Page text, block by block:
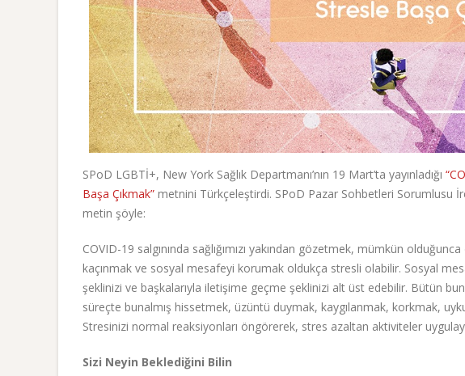
SPoD LGBTİ+, New York Sağlık Departmanı’nın 19 Mart’ta yayınladığı
Başa Çıkmak” metnini Türkçeleştirdi. SPoD Pazar Sohbetleri Sorumlusu
metin şöyle:
COVID-19 salgınında sağlığımızı yakından gözetmek, mümkün
kaçınmak ve sosyal mesafeyi korumak oldukça stresli olabilir. Sosyal
şeklinizi ve başkalarıyla iletişime geçme şeklinizi alt üst edebilir. Bütün
süreçte bunalmış hissetmek, üzüntü duymak, kaygılanmak, korkmak,
Stresinizi normal reaksiyonları öngörerek, stres azaltan aktiviteler
Sizi Neyin Beklediğini Bilin